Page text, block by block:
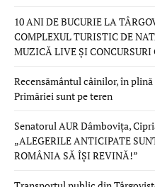
10 ANI DE BUCURIE LA
COMPLEXUL TURISTIC DE
MUZICĂ LIVE ȘI CONCURSURI
Recensământul câinilor, în
Primăriei sunt pe teren
Senatorul AUR Dâmbovița,
„ALEGERILE ANTICIPATE
ROMÂNIA SĂ ÎȘI REVINĂ!”